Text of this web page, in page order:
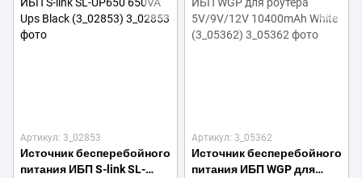
Артикул: 3_02853
Источник бесперебойного
питания ИБП S-link SL-
Артикул: 3_05362
Источник бесперебойного
питания ИБП WGP для